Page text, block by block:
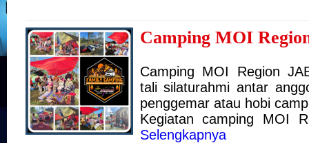
Camping MOI
Camping MOI Region
tali silaturahmi antar
penggemar atau hobi
Kegiatan camping MOI
Selengkapnya